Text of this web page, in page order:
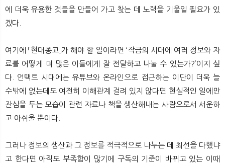
에 더욱 유용한 것들을 만들어 가고 찾는 데 노력을 기울일 필요가 있
겠다.
여기에 「현대종교」가 해야 할 일이라면 ‘작금의 시대에 여러 정보와 자
료를 어떻게 더 많은 이들에게 잘 전달하고 나눌 수 있는가?’이지 싶
다. 언택트 시대에는 유튜브와 온라인으로 접근하는 이단이 더욱 늘
수밖에 없는데도 여전히 이해관계 걸려 있지 않다면 현실적인 일에만
관심을 두는 모습이 관련 자료나 책을 생산해내는 사람으로서 서운하
고 아쉬울 뿐이다.
그러나 정보의 생산과 그 정보를 적극적으로 나누는 데 최선을 다했냐
고 한다면 아직도 부족함이 많기에 구독의 기준이 바뀌고 있는 이때